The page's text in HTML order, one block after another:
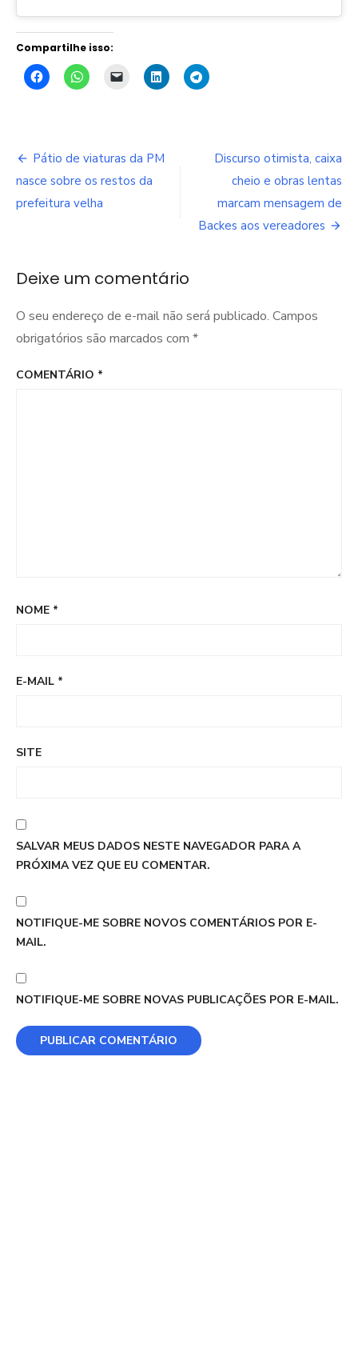
Compartilhe isso:
Navegação
de
Post
Pátio de viaturas da PM
nasce sobre os restos da
prefeitura velha
Discurso otimista, caixa
cheio e obras lentas
marcam mensagem de
Backes aos vereadores
Deixe um comentário
O seu endereço de e-mail não será publicado. Campos
obrigatórios são marcados com *
COMENTÁRIO *
NOME *
E-MAIL *
SITE
SALVAR MEUS DADOS NESTE NAVEGADOR PARA A
PRÓXIMA VEZ QUE EU COMENTAR.
NOTIFIQUE-ME SOBRE NOVOS COMENTÁRIOS POR E-
MAIL.
NOTIFIQUE-ME SOBRE NOVAS PUBLICAÇÕES POR E-MAIL.